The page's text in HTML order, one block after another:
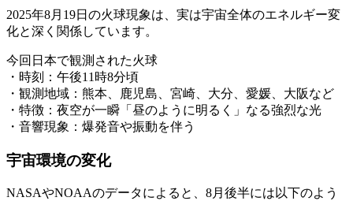
2025年8月19日の火球現象は、実は宇宙全体のエネルギー変
化と深く関係しています。
今回日本で観測された火球
・ 時刻
：午後11時8分頃
・ 観測地域 ：熊本、鹿児島、宮崎、大分、愛媛、大阪など
・ 特徴 ：夜空が一瞬「昼のように明るく」なる強烈な光
・ 音響現象 ：爆発音や振動を伴う
宇宙環境の変化
NASAやNOAAのデータによると、8月後半には以下のよう